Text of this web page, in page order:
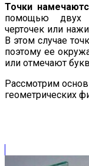
Точки
помощью двух
черточек или
В этом случае
поэтому ее
или отмечают
Рассмотрим
геометрических